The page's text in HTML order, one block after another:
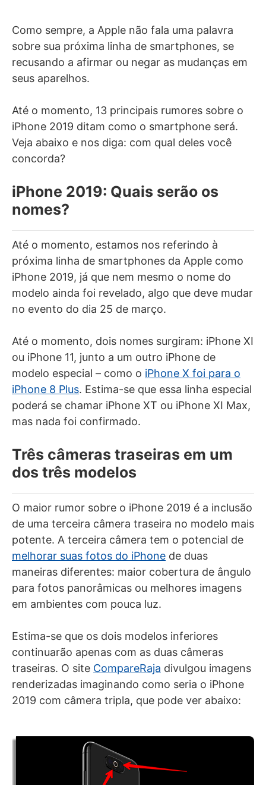
Como sempre, a Apple não fala uma palavra
sobre sua próxima linha de smartphones, se
recusando a afirmar ou negar as mudanças em
seus aparelhos.
Até o momento, 13 principais rumores sobre o
iPhone 2019 ditam como o smartphone será.
Veja abaixo e nos diga: com qual deles você
concorda?
iPhone 2019: Quais serão os
nomes?
Até o momento, estamos nos referindo à
próxima linha de smartphones da Apple como
iPhone 2019, já que nem mesmo o nome do
modelo ainda foi revelado, algo que deve mudar
no evento do dia 25 de março.
Até o momento, dois nomes surgiram: iPhone XI
ou iPhone 11, junto a um outro iPhone de
modelo especial – como o iPhone X foi para o
iPhone 8 Plus. Estima-se que essa linha especial
poderá se chamar iPhone XT ou iPhone XI Max,
mas nada foi confirmado.
Três câmeras traseiras em um
dos três modelos
O maior rumor sobre o iPhone 2019 é a inclusão
de uma terceira câmera traseira no modelo mais
potente. A terceira câmera tem o potencial de
melhorar suas fotos do iPhone de duas
maneiras diferentes: maior cobertura de ângulo
para fotos panorâmicas ou melhores imagens
em ambientes com pouca luz.
Estima-se que os dois modelos inferiores
continuarão apenas com as duas câmeras
traseiras. O site CompareRaja divulgou imagens
renderizadas imaginando como seria o iPhone
2019 com câmera tripla, que pode ver abaixo: